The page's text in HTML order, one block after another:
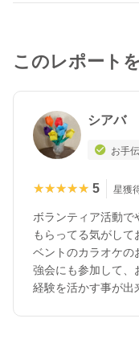
このレポート
シアバ
お手
★★★★★
★★★★★ 5 星獲
ボランティア活動で
もらってる気がして
ベントのカラオケの
強会にも参加して、
経験を活かす事が出